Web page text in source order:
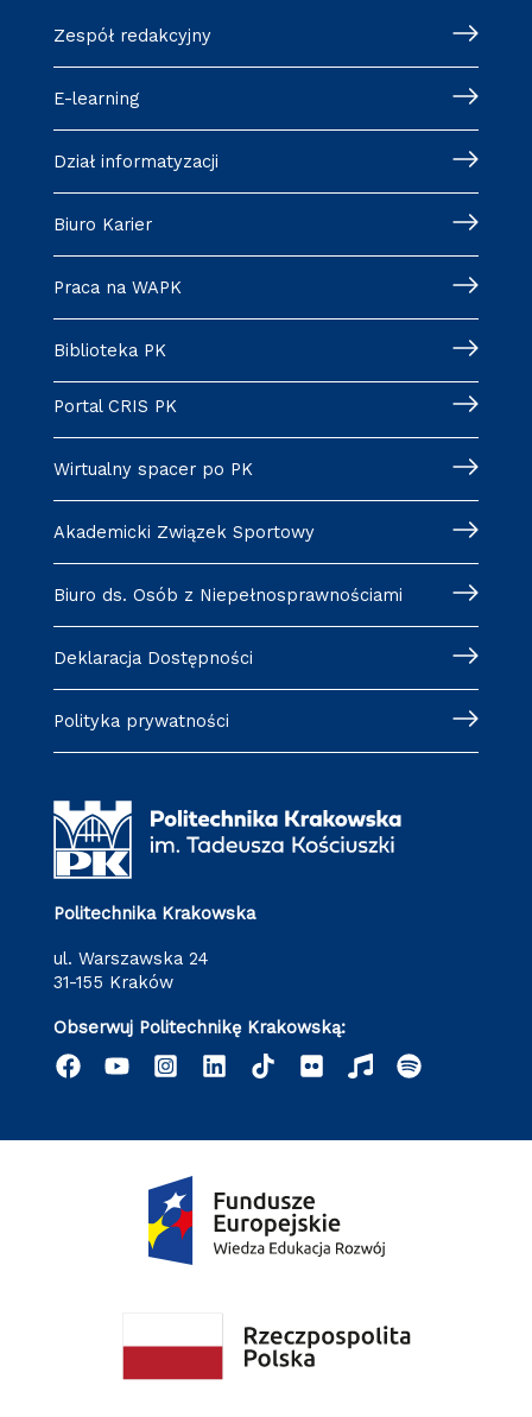
Zespół redakcyjny
E-learning
Dział informatyzacji
Biuro Karier
Praca na WAPK
Biblioteka PK
Portal CRIS PK
Wirtualny spacer po PK
Akademicki Związek Sportowy
Biuro ds. Osób z Niepełnosprawnościami
Deklaracja Dostępności
Polityka prywatności
Politechnika Krakowska
ul. Warszawska 24
31-155 Kraków
Obserwuj Politechnikę Krakowską: